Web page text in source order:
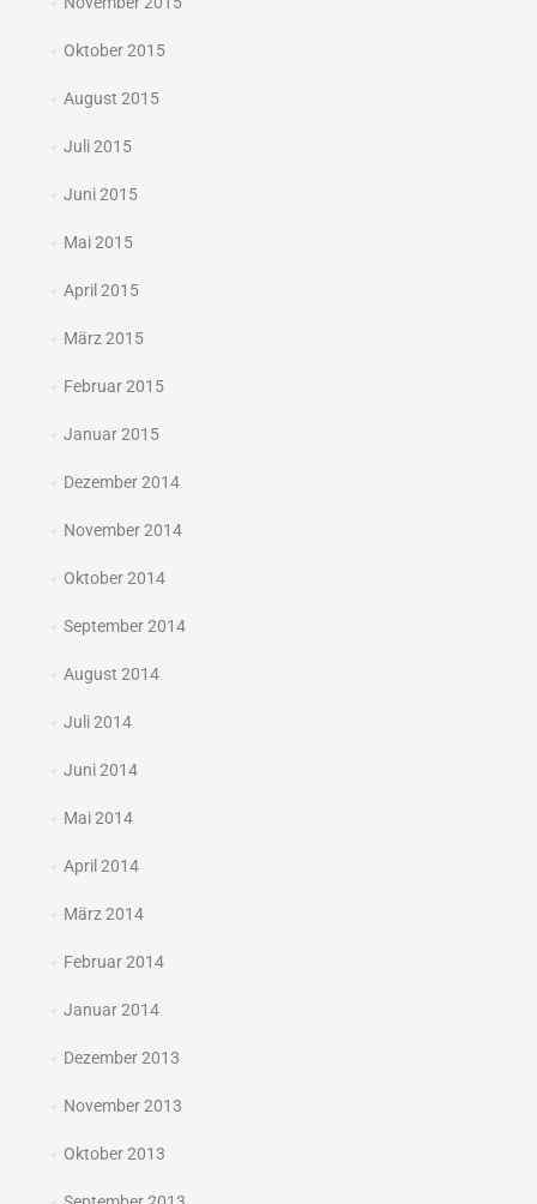
Oktober 2015
August 2015
Juli 2015
Juni 2015
Mai 2015
April 2015
März 2015
Februar 2015
Januar 2015
Dezember 2014
November 2014
Oktober 2014
September 2014
August 2014
Juli 2014
Juni 2014
Mai 2014
April 2014
März 2014
Februar 2014
Januar 2014
Dezember 2013
November 2013
Oktober 2013